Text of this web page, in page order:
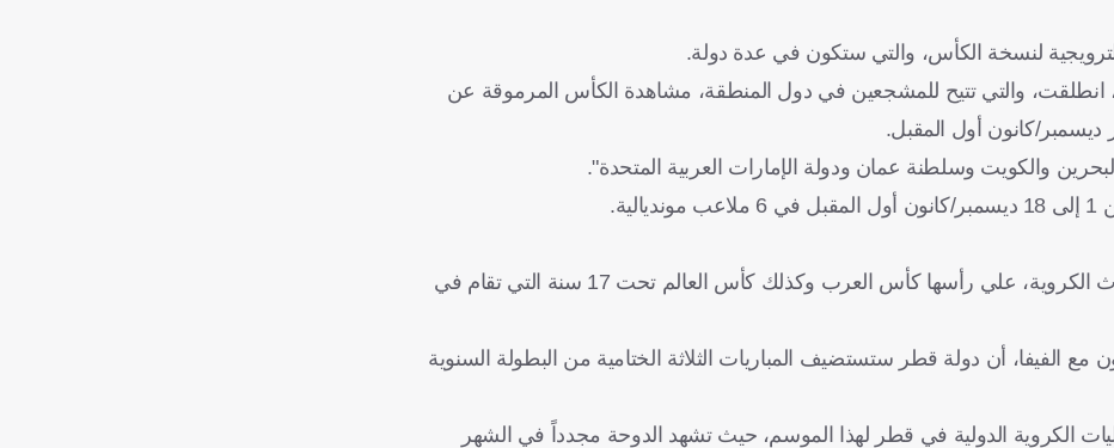
لنسخة الكأس، والتي ستكون في عدة دولة.
انطلقت، والتي تتيح للمشجعين في دول المنطقة، مشاهدة الكأس المرموقة عن
كانون أول المقبل.
والكويت وسلطنة عمان ودولة الإمارات العربية المتحدة".
تستضيف دولة قطر، خلال الفترة المقبلة، سلسلة من الأحداث الكروية، علي رأسها كأس العرب وكذلك كأس العالم تحت 17 سنة التي تقام في
مع الفيفا، أن دولة قطر ستستضيف المباريات الثلاثة الختامية من البطولة السنوية
الكروية الدولية في قطر لهذا الموسم، حيث تشهد الدوحة مجدداً في الشهر